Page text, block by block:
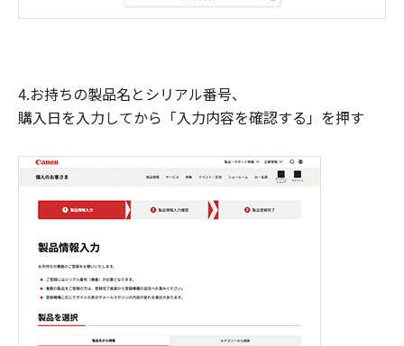
4.お持ちの製品名とシリアル番号、
購入日を入力してから「入力内容を確認する」を押す